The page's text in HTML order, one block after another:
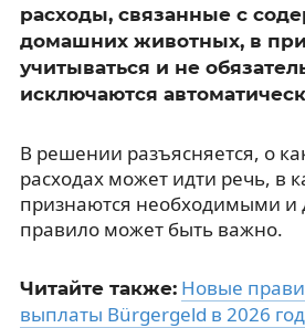
расходы, связанные с
домашних животных, в
учитываться и не
исключаются
В решении разъясняется, о
расходах может идти речь, в
признаются необходимыми и
правило может быть важно.
Читайте также: Новые
выплаты Bürgergeld в 2026